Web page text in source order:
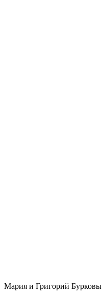
Мария и Григорий Бурковы